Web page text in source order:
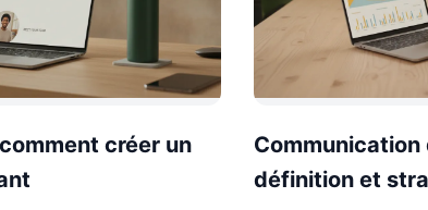
créer un
Communication
définition et